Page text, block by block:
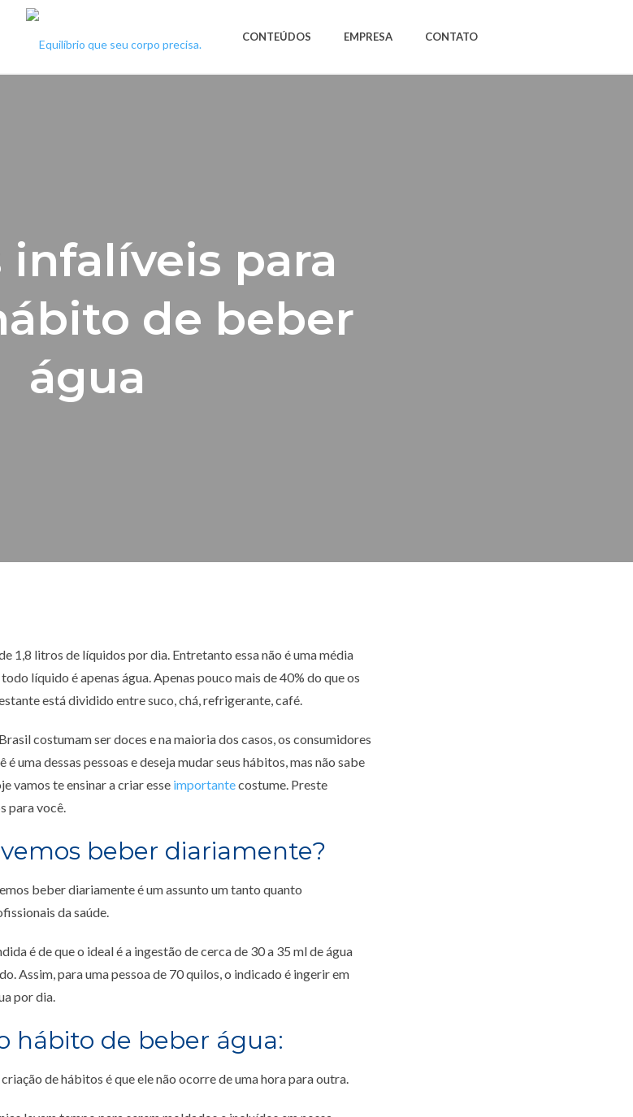
CONTEÚDOS EMPRESA CONTATO
infalíveis para
de beber
água
1,8 litros de líquidos por dia. Entretanto essa não é uma média
líquido é apenas água. Apenas pouco mais de 40% do que os
está dividido entre suco, chá, refrigerante, café.
costumam ser doces e na maioria dos casos, os consumidores
é uma dessas pessoas e deseja mudar seus hábitos, mas não sabe
vamos te ensinar a criar esse importantecostume. Preste
para você.
beber diariamente?
beber diariamente é um assunto um tanto quanto
da saúde.
é de que o ideal é a ingestão de cerca de 30 a 35 ml de água
Assim, para uma pessoa de 70 quilos, o indicado é ingerir em
por dia.
hábito de beber água:
de hábitos é que ele não ocorre de uma hora para outra.